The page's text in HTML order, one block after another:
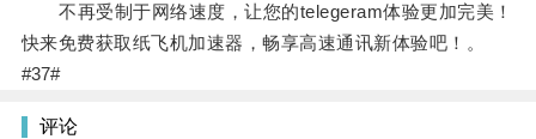
不再受制于网络速度，让您的telegeram体验更加完美！
快来免费获取纸飞机加速器，畅享高速通讯新体验吧！。
#37#
评论